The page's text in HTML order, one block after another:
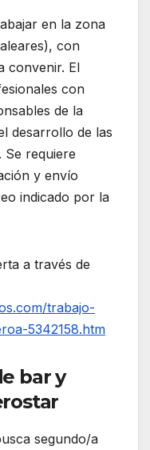
en la zona
con
convenir. El
con
de la
desarrollo de las
Se requiere
y envío
indicado por la
a través de
trabajo-
5342158.htm
bar y
segundo/a